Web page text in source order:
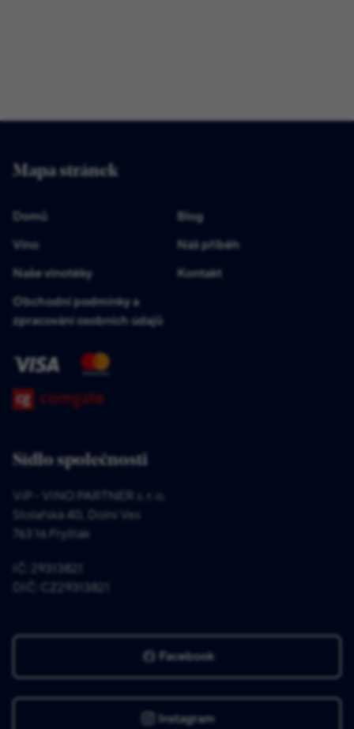
Mapa stránek
Domů
Blog
Víno
Náš příběh
Naše vinotéky
Kontakt
Obchodní podmínky a
zpracování osobních údajů
Sídlo společnosti
ViP - VINO PARTNER s. r. o.
Stolařská 40, Dolní Ves
763 16 Fryšták
IČ: 29313821
DIČ: CZ29313821
Facebook
Instagram